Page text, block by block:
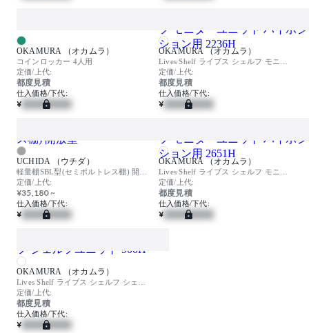
OKAMURA （オカムラ）
コインロッカー 4人用
定価/上代:
都度見積
仕入価格/下代:
¥
OKAMURA （オカムラ）
定価/上代:
都度見積
仕入価格/下代:
¥
UCHIDA （ウチダ）
定価/上代:
¥35,180 ~
仕入価格/下代:
¥
OKAMURA （オカムラ）
定価/上代:
都度見積
仕入価格/下代:
¥
OKAMURA （オカムラ）
定価/上代:
都度見積
仕入価格/下代:
¥